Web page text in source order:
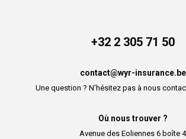
+32 2 305 71 50
contact@wyr-insurance.be
Une question ? N'hésitez pas à nous
Où nous trouver ?
Avenue des Eoliennes 6 boîte 4